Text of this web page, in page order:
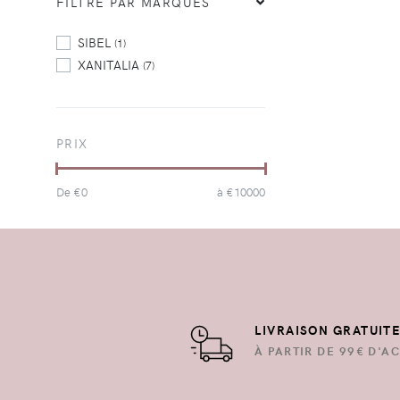
SIBEL (1)
XANITALIA (7)
PRIX
De €0 à €10000
LIVRAISON
À PARTIR DE 99€